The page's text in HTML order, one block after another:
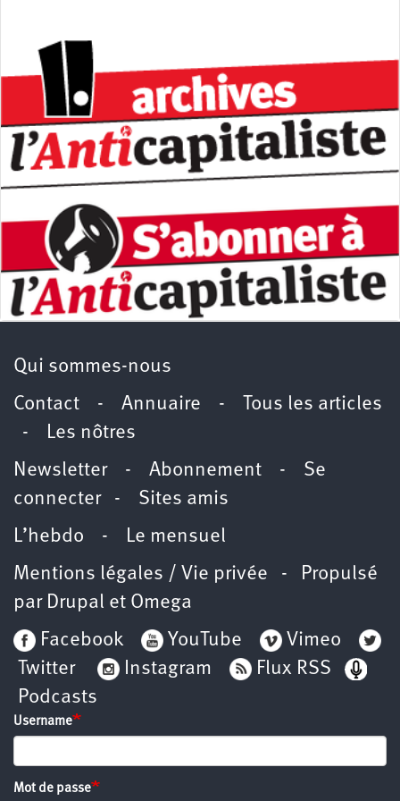
Qui sommes-nous
Contact - Annuaire -
Tous les articles
- Les nôtres
Newsletter- Abonnement - Se
connecter- Sites amis
L’hebdo - Le mensuel
Mentions légales / Vie privée - Propulsé
par Drupal et Omega
Facebook
YouTube
Vimeo
Twitter
Instagram
Flux RSS
Podcasts
Username
Mot de passe